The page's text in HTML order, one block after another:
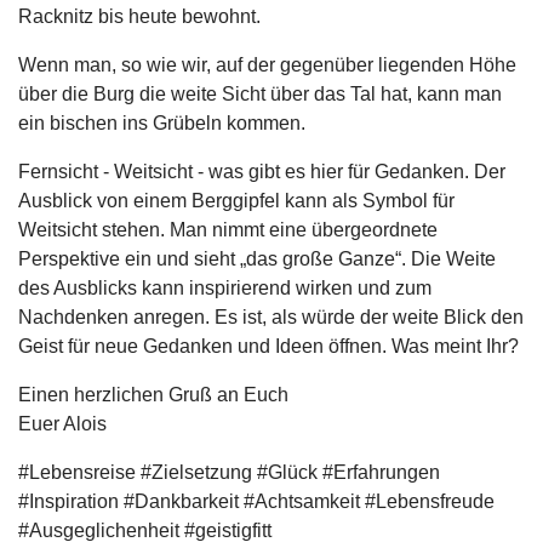
Racknitz bis heute bewohnt.
Wenn man, so wie wir, auf der gegenüber liegenden Höhe
über die Burg die weite Sicht über das Tal hat, kann man
ein bischen ins Grübeln kommen.
Fernsicht - Weitsicht - was gibt es hier für Gedanken. Der
Ausblick von einem Berggipfel kann als Symbol für
Weitsicht stehen. Man nimmt eine übergeordnete
Perspektive ein und sieht „das große Ganze“. Die Weite
des Ausblicks kann inspirierend wirken und zum
Nachdenken anregen. Es ist, als würde der weite Blick den
Geist für neue Gedanken und Ideen öffnen. Was meint Ihr?
Einen herzlichen Gruß an Euch
Euer Alois
#Lebensreise #Zielsetzung #Glück #Erfahrungen
#Inspiration #Dankbarkeit #Achtsamkeit #Lebensfreude
#Ausgeglichenheit #geistigfitt